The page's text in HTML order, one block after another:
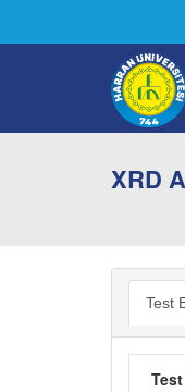
XRD
Test